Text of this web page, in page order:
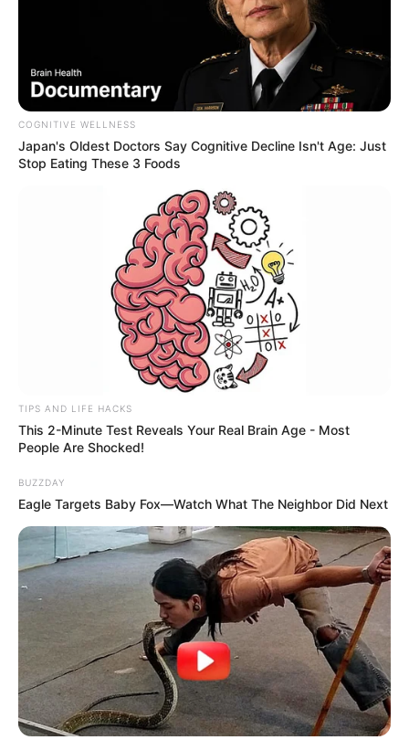
COGNITIVE WELLNESS
Japan's Oldest Doctors Say Cognitive Decline Isn't Age: Just
Stop Eating These 3 Foods
TIPS AND LIFE HACKS
This 2-Minute Test Reveals Your Real Brain Age - Most
People Are Shocked!
BUZZDAY
Eagle Targets Baby Fox—Watch What The Neighbor Did Next